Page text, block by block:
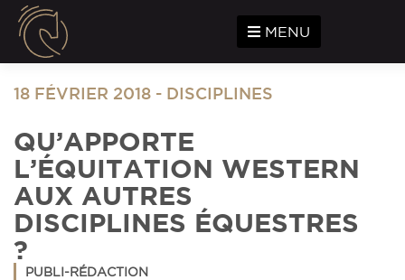
MENU
18 FÉVRIER 2018 - DISCIPLINES
QU’APPORTE
L’ÉQUITATION WESTERN
AUX AUTRES
DISCIPLINES ÉQUESTRES
?
PUBLI-RÉDACTION
Panneau de gestion des cookies